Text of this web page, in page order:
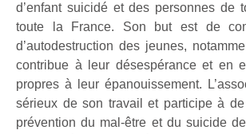
d’enfant suicidé et des personnes de
toute la France. Son but est de
d’autodestruction des jeunes,
contribue à leur désespérance et en
propres à leur épanouissement.
sérieux de son travail et participe à
prévention du mal-être et du suicide